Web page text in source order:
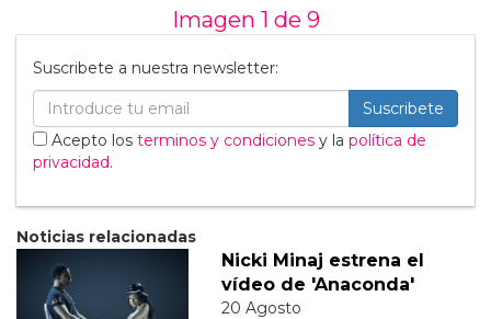
Imagen 1 de 9
Suscribete a nuestra newsletter:
Suscribete
Acepto los terminos y condiciones y la política de
privacidad.
Noticias relacionadas
Nicki Minaj estrena el
vídeo de 'Anaconda'
20 Agosto